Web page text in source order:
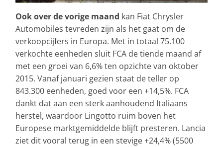
Ook over de vorige maand kan Fiat Chrysler
Automobiles tevreden zijn als het gaat om de
verkoopcijfers in Europa. Met in totaal 75.100
verkochte eenheden sluit FCA de tiende maand af
met een groei van 6,6% ten opzichte van oktober
2015. Vanaf januari gezien staat de teller op
843.300 eenheden, goed voor een +14,5%. FCA
dankt dat aan een sterk aanhoudend Italiaans
herstel, waardoor Lingotto ruim boven het
Europese marktgemiddelde blijft presteren. Lancia
ziet dit vooral terug in een stevige +24,4% (5500